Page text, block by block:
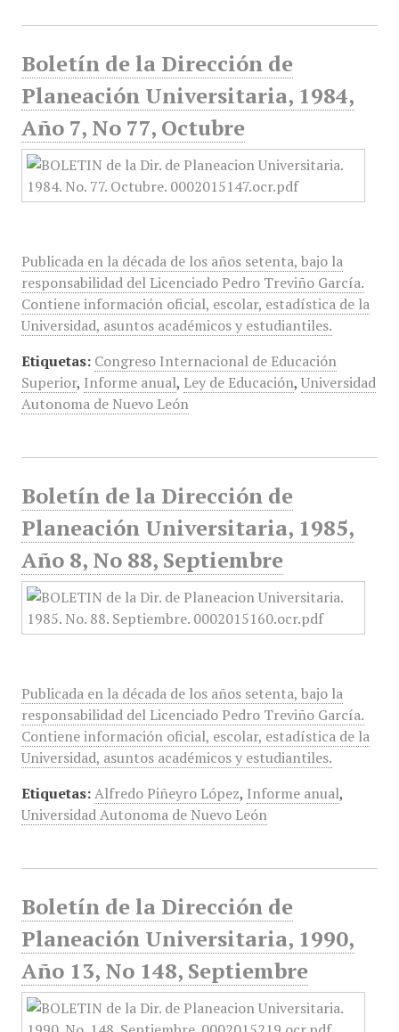
Boletín de la Dirección de
Planeación Universitaria, 1984,
Año 7, No 77, Octubre
Publicada en la década de los años setenta, bajo la
responsabilidad del Licenciado Pedro Treviño García.
Contiene información oficial, escolar, estadística de la
Universidad, asuntos académicos y estudiantiles.
Etiquetas: Congreso Internacional de Educación
Superior, Informe anual, Ley de Educación, Universidad
Autonoma de Nuevo León
Boletín de la Dirección de
Planeación Universitaria, 1985,
Año 8, No 88, Septiembre
Publicada en la década de los años setenta, bajo la
responsabilidad del Licenciado Pedro Treviño García.
Contiene información oficial, escolar, estadística de la
Universidad, asuntos académicos y estudiantiles.
Etiquetas: Alfredo Piñeyro López, Informe anual,
Universidad Autonoma de Nuevo León
Boletín de la Dirección de
Planeación Universitaria, 1990,
Año 13, No 148, Septiembre